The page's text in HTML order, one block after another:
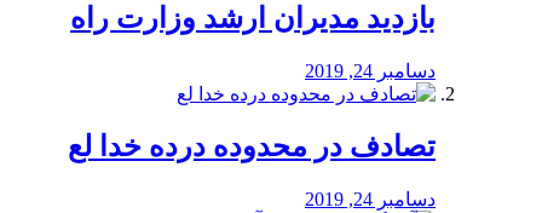
بازدید مدیران ارشد وزارت راه
دسامبر 24, 2019
تصادف در محدوده درده خدا لع
دسامبر 24, 2019